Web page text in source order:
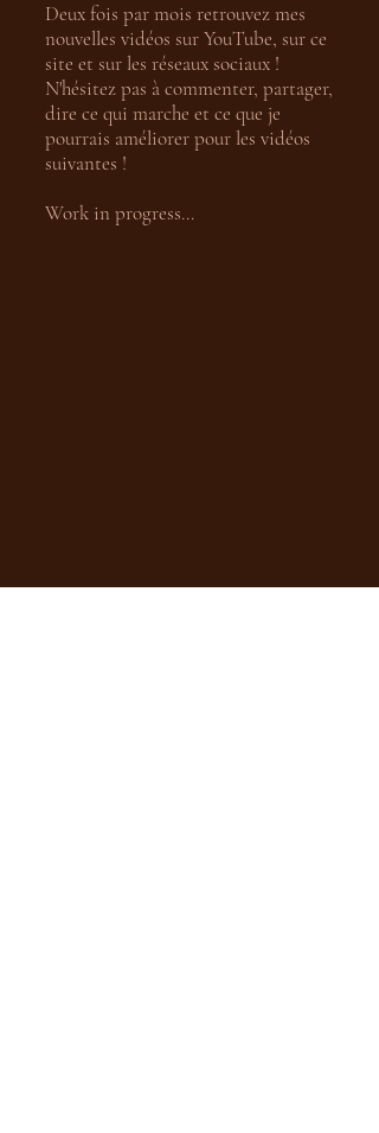
Deux fois par mois retrouvez mes
nouvelles vidéos sur YouTube, sur ce
site et sur les réseaux sociaux !
N'hésitez pas à commenter, partager,
dire ce qui marche et ce que je
pourrais améliorer pour les vidéos
suivantes !
Work in progress...